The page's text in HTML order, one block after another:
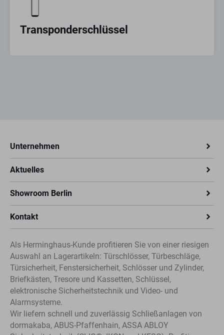
Transponderschlüssel
Unternehmen
Aktuelles
Showroom Berlin
Kontakt
Als Herminghaus-Kunde profitieren Sie von einer riesigen
Auswahl an Lagerartikeln: Türschlösser, Türbeschläge,
Türsicherheit, Fenstersicherheit, Schlösser und Zylinder,
Briefkästen, Tresore und Kassetten, Schlüssel,
elektronische Sicherheitstechnik und Video- und
Alarmsysteme.
Wir liefern schnell und zuverlässig Schließanlagen von
dormakaba, ABUS-Pfaffenhain, ASSA ABLOY